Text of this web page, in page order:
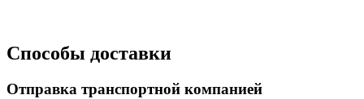
Способы доставки
Отправка транспортной компанией